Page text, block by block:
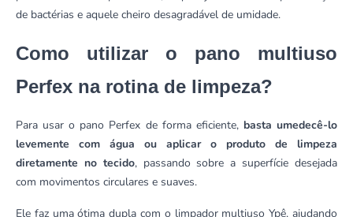
de bactérias e aquele cheiro desagradável de umidade.
Como utilizar o pano multiuso
Perfex na rotina de limpeza?
Para usar o pano Perfex de forma eficiente, basta umedecê-lo
levemente com água ou aplicar o produto de limpeza
diretamente no tecido, passando sobre a superfície desejada
com movimentos circulares e suaves.
Ele faz uma ótima dupla com o limpador multiuso Ypê, ajudando